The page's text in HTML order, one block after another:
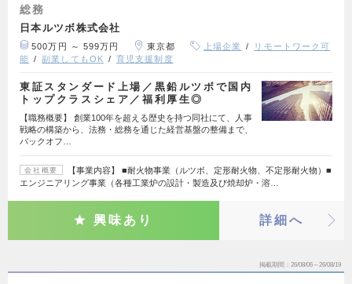
総務
日本ルツボ株式会社
500万円 ～ 599万円 東京都 上場企業
リモートワーク可
能
副業してもOK 育児支援制度
東証スタンダード上場／黒鉛ルツボで国内
トップクラスシェア／福利厚生◎
【職務概要】 創業100年を超える歴史を持つ同社にて、人事
戦略の構築から、法務・総務を通じた経営基盤の整備まで、
バックオフ…
会社概要
【事業内容】 ■耐火物事業（ルツボ、定形耐火物、不定形耐火物）■
エンジニアリング事業（各種工業炉の設計・製造及び焼却炉・溶…
興味あり 詳細へ
掲載期間 26/08/06～26/08/19